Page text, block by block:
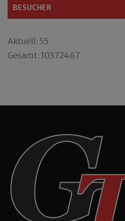
BESUCHER
Aktuell: 55
Gesamt: 10372467